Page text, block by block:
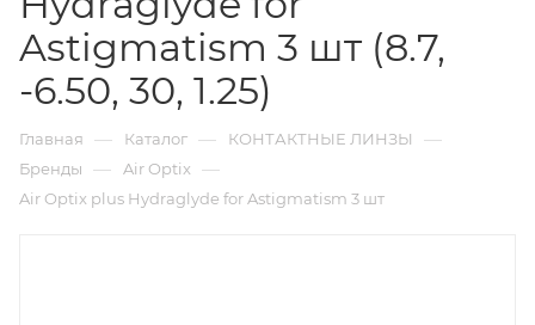
Astigmatism 3 шт (8.7,
-6.50, 30, 1.25)
Главная — Каталог — КОНТАКТНЫЕ ЛИНЗЫ —
Бренды — Air Optix —
Air Optix plus Hydraglyde for Astigmatism 3 шт